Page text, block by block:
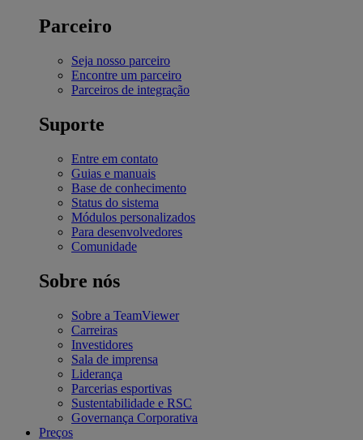
Parceiro
Seja nosso parceiro
Encontre um parceiro
Parceiros de integração
Suporte
Entre em contato
Guias e manuais
Base de conhecimento
Status do sistema
Módulos personalizados
Para desenvolvedores
Comunidade
Sobre nós
Sobre a TeamViewer
Carreiras
Investidores
Sala de imprensa
Liderança
Parcerias esportivas
Sustentabilidade e RSC
Governança Corporativa
Preços